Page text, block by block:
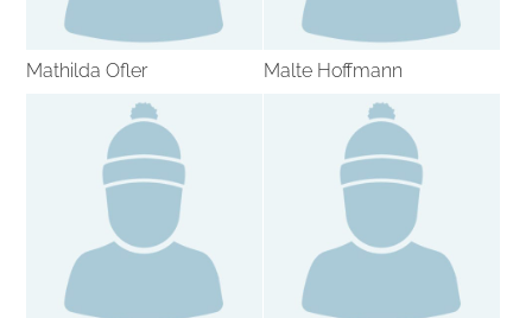
Mathilda Ofler Malte Hoffmann